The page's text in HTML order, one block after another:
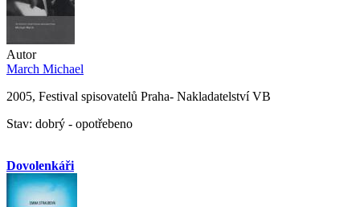
Autor
March Michael
2005, Festival spisovatelů Praha- Nakladatelství VB
Stav: dobrý - opotřebeno
Dovolenkáři